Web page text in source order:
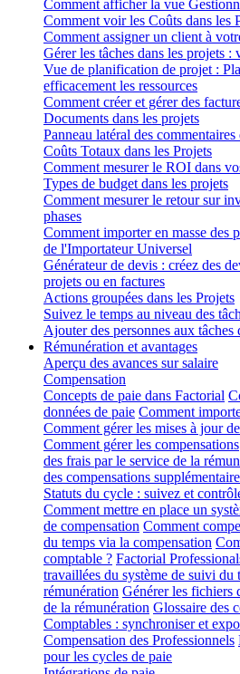
Comment afficher la vue
Comment voir les Coûts dans les
Comment assigner un client à
Gérer les tâches dans les projets
Vue de planification de projet :
efficacement les ressources
Comment créer et gérer des
Documents dans les projets
Panneau latéral des
Coûts Totaux dans les Projets
Comment mesurer le ROI dans
Types de budget dans les projets
Comment mesurer le retour sur
phases
Comment importer en masse des
de l'Importateur Universel
Générateur de devis : créez des
projets ou en factures
Actions groupées dans les Projets
Suivez le temps au niveau des
Ajouter des personnes aux tâches
Rémunération et avantages
Aperçu des avances sur salaire
Compensation
Concepts de paie dans Factorial
données de paie Comment
Comment gérer les mises à jour
Comment gérer les compensations
des frais par le service de la
des compensations
Statuts du cycle : suivez et
Comment mettre en place un
de compensation Comment
du temps via la compensation
comptable ? Factorial
travaillées du système de suivi du
rémunération Générer les fichiers
de la rémunération Glossaire des
Comptables : synchroniser et
Compensation des Professionnels
pour les cycles de paie